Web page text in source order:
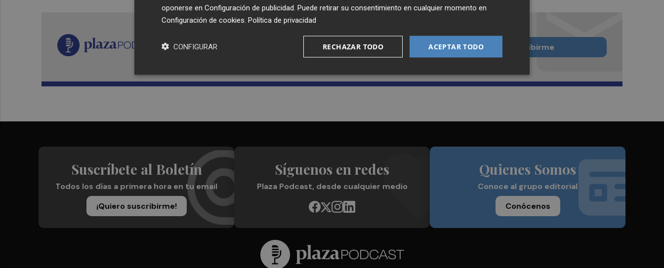
Recibe toda la actualidad de
Plaza Podcast en tu correo
Quiero suscribirme
Suscríbete al Boletín
Todos los días a primera hora en tu email
¡Quiero suscribirme!
Síguenos en redes
Plaza Podcast, desde cualquier medio
Quienes Somos
Conoce al grupo editorial
Conócenos
oponerse en Configuración de publicidad . Puede retirar su consentimiento en cualquier momento en
Configuración de cookies Política de privacidad
ACEPTAR TODO
RECHAZAR TODO
CONFIGURAR